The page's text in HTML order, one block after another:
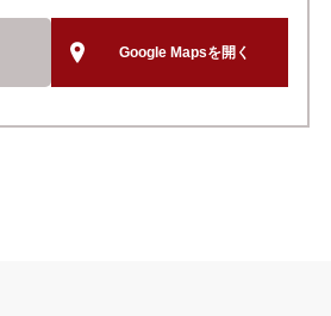
Google Mapsを開く